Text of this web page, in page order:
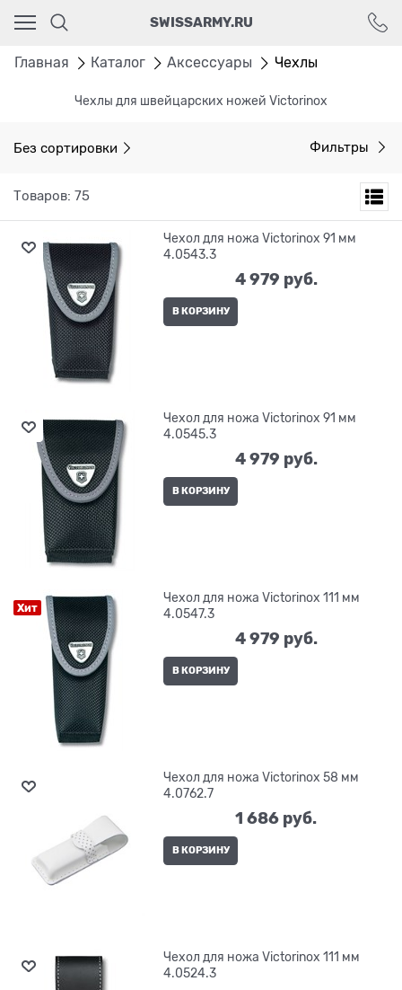
SWISSARMY.RU
Главная Каталог Аксессуары Чехлы
Чехлы для швейцарских ножей Victorinox
Без сортировки Фильтры
Товаров: 75
Чехол для ножа Victorinox 91 мм
4.0543.3
4 979 руб.
В КОРЗИНУ
Чехол для ножа Victorinox 91 мм
4.0545.3
4 979 руб.
В КОРЗИНУ
Хит
Чехол для ножа Victorinox 111 мм
4.0547.3
4 979 руб.
В КОРЗИНУ
Чехол для ножа Victorinox 58 мм
4.0762.7
1 686 руб.
В КОРЗИНУ
Чехол для ножа Victorinox 111 мм
4.0524.3
Ваш город - Москва,
угадали?
ДА НЕТ